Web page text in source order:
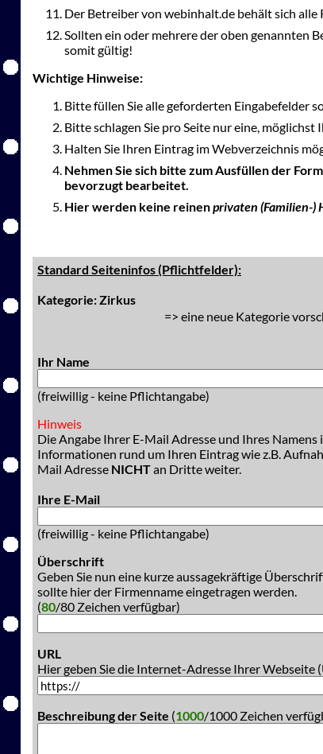
Der Betreiber von webinhalt.de behält sich
Sollten ein oder mehrere der oben genannten
somit gültig!
Wichtige Hinweise:
Bitte füllen Sie alle geforderten Eingabefelder
Bitte schlagen Sie pro Seite nur eine,
Halten Sie Ihren Eintrag im Webverzeichnis
Nehmen Sie sich bitte zum Ausfüllen der
bevorzugt bearbeitet.
Hier werden keine reinenprivaten (Familien-)
Standard Seiteninfos (Pflichtfelder):
Kategorie: Zirkus
=> eine neue Kategorie
Ihr Name
(freiwillig - keine Pflichtangabe)
Hinweis
Die Angabe Ihrer E-Mail Adresse und Ihres
Informationen rund um Ihren Eintrag wie z.B.
Mail Adresse NICHTan Dritte weiter.
Ihre E-Mail
(freiwillig - keine Pflichtangabe)
Überschrift
Geben Sie nun eine kurze aussagekräftige
sollte hier der Firmenname eingetragen werden.
(80/80 Zeichen verfügbar)
URL
Hier geben Sie die Internet-Adresse Ihrer
Beschreibung der Seite (1000/1000 Zeichen